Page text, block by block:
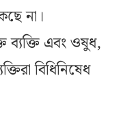
না।
ব্যক্তি এবং ওষুধ,
বিধিনিষেধ